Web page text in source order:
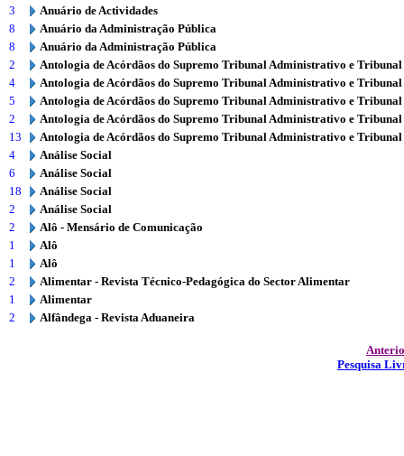
3
Anuário de Actividades
8
Anuário da Administração Pública
8
Anuário da Administração Pública
2
Antologia de Acórdãos do Supremo Tribunal Administrativo e
4
Antologia de Acórdãos do Supremo Tribunal Administrativo e
5
Antologia de Acórdãos do Supremo Tribunal Administrativo e
2
Antologia de Acórdãos do Supremo Tribunal Administrativo e
13
Antologia de Acórdãos do Supremo Tribunal Administrativo e
4
Análise Social
6
Análise Social
18
Análise Social
2
Análise Social
2
Alô - Mensário de Comunicação
1
Alô
1
Alô
2
Alimentar - Revista Técnico-Pedagógica do Sector Alimentar
1
Alimentar
2
Alfândega - Revista Aduaneira
Pesquisa